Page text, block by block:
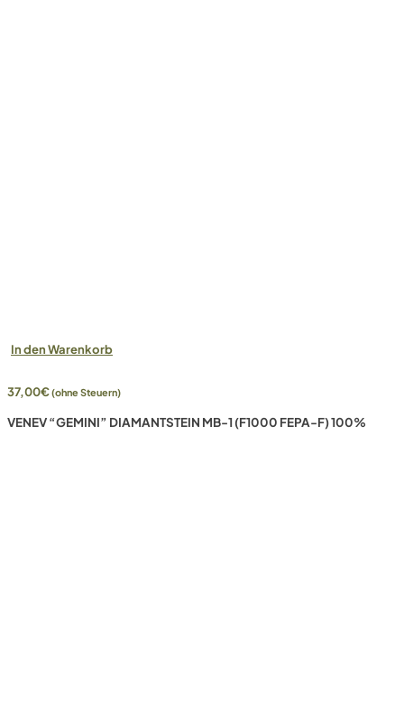
In den Warenkorb
37,00€(ohne Steuern)
VENEV “GEMINI” DIAMANTSTEIN MB-1 (F1000 FEPA-F) 100%